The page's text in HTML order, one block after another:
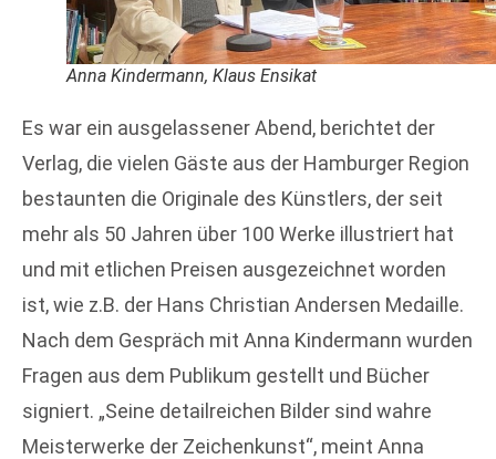
Anna Kindermann, Klaus Ensikat
Es war ein ausgelassener Abend, berichtet der
Verlag, die vielen Gäste aus der Hamburger Region
bestaunten die Originale des Künstlers, der seit
mehr als 50 Jahren über 100 Werke illustriert hat
und mit etlichen Preisen ausgezeichnet worden
ist, wie z.B. der Hans Christian Andersen Medaille.
Nach dem Gespräch mit Anna Kindermann wurden
Fragen aus dem Publikum gestellt und Bücher
signiert. „Seine detailreichen Bilder sind wahre
Meisterwerke der Zeichenkunst“, meint Anna